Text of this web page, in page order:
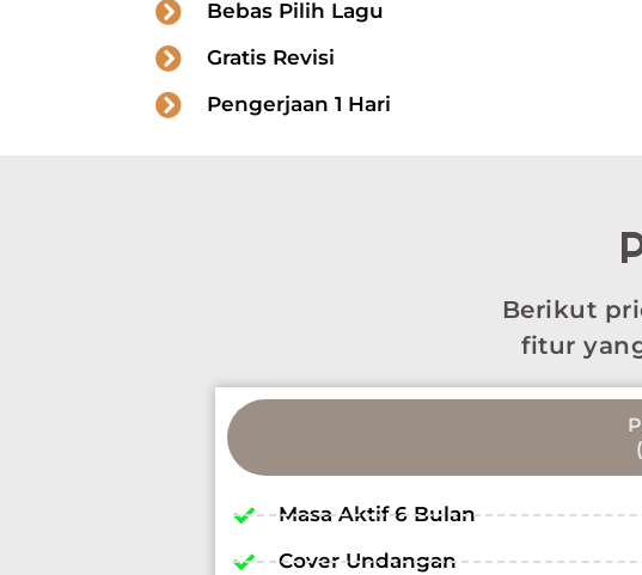
Bebas Pilih Lagu
Gratis Revisi
Pengerjaan 1 Hari
Berikut
fitur
Masa Aktif 6 Bulan
Cover Undangan